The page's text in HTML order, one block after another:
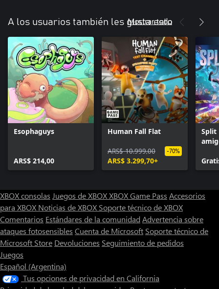
A los usuarios también les gusta esto
Mostrar todo
Esophaguys
ARS$ 214,00
Human Fall Flat
ARS$ 10.999,00
ARS$ 3.299,70+
-70%
Split
XBOX consolas Juegos de XBOXXBOX Game Pass Accesorios
para XBOX Noticias de XBOX Soporte técnico de XBOX
Comentarios Estándares de la comunidad Advertencia sobre
ataques fotosensibles Cuenta de Microsoft Soporte técnico de
Microsoft Store Devoluciones Seguimiento de pedidos
Juegos
Español (Argentina)
Tus opciones de privacidad en California